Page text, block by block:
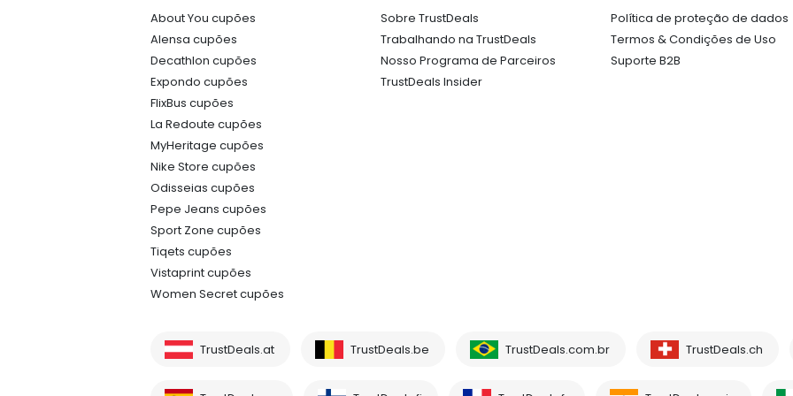
About You cupões
Alensa cupões
Decathlon cupões
Expondo cupões
FlixBus cupões
La Redoute cupões
MyHeritage cupões
Nike Store cupões
Odisseias cupões
Pepe Jeans cupões
Sport Zone cupões
Tiqets cupões
Vistaprint cupões
Women Secret cupões
Sobre TrustDeals
Trabalhando na TrustDeals
Nosso Programa de Parceiros
TrustDeals Insider
Política de proteção de dados
Termos & Condições de Uso
Suporte B2B
TrustDeals.at TrustDeals.be TrustDeals.com.br TrustDeals.ch